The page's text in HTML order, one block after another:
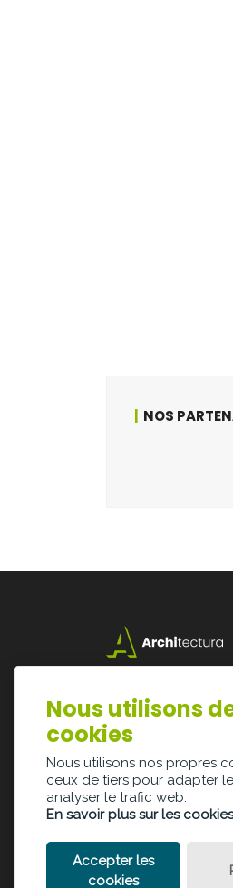
NOS
3500 Hasselt
info@architectura.be
POLITIQUE DE
Nous utilisons
cookies
Nous utilisons nos propres
ceux de tiers pour adapter
analyser le trafic web.
En savoir plus sur les cookies
Accepter les
cookies